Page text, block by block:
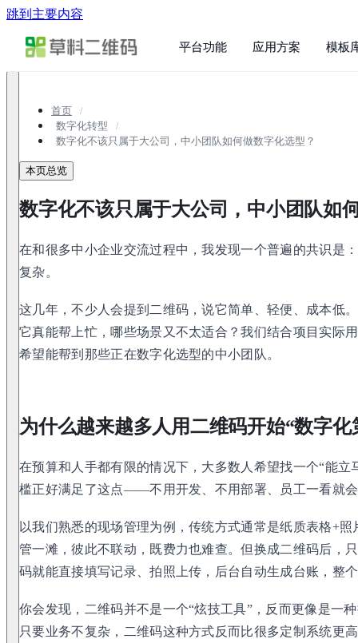
跳到主要内容
平台功能 应用方案 模板
首页
数字化转型
数字化不该只属于大公司，中小团队如何做数字化选型？
本页总览
数字化不该只属于大公司，中小团队如
在和很多中小企业交流过程中，我发现一个普遍的共识是
复杂。
这几年，不少人会提到二维码，说它简单、轻便、成本低
它真能帮上忙，哪些场景又不太适合？我们结合项目实际
希望能帮到那些正在数字化选型的中小团队。
为什么越来越多人用二维码开始“数字化
在预算和人手都有限的情况下，大多数人希望找一个“能立
槛正好满足了这点——不用开发、不用部署、员工一看就
以我们熟悉的现场管理为例，传统方式通常是纸质表格+
管一滩，彼此不联动，既费力也难查。但换成二维码后，
码就能直接填写记录、拍照上传，后台自动生成台账，整
你会发现，二维码并不是一个“炫技工具”，反而更像是一
只要业务不复杂，二维码这种方式反而比很多定制系统更